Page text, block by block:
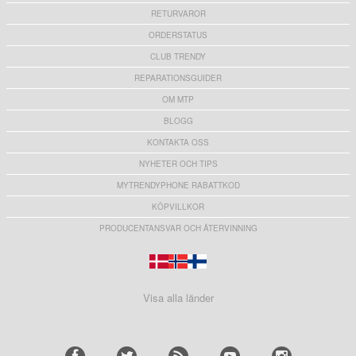
RETURVAROR
ORDERSTATUS
CLUB TRENDY
REPARATIONSGUIDER
OM MTP
BLOGG
KONTAKTA OSS
NYHETER OCH TIPS
MYTRENDYPHONE RABATTKOD
KÖPVILLKOR
PRODUCENTANSVAR OCH ÅTERVINNING
Visa alla länder